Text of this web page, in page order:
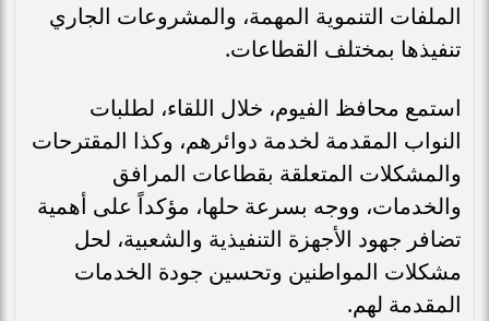
الملفات التنموية المهمة، والمشروعات الجاري
تنفيذها بمختلف القطاعات.
استمع محافظ الفيوم، خلال اللقاء، لطلبات
النواب المقدمة لخدمة دوائرهم، وكذا المقترحات
والمشكلات المتعلقة بقطاعات المرافق
والخدمات، ووجه بسرعة حلها، مؤكداً على أهمية
تضافر جهود الأجهزة التنفيذية والشعبية، لحل
مشكلات المواطنين وتحسين جودة الخدمات
المقدمة لهم.